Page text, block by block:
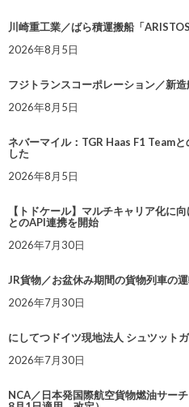
川崎重工業／ばら積運搬船「
2026年8月5日
フジトランスコーポレーション／新
2026年8月5日
ネバーマイル：TGR Haas F1 Team
した
2026年8月5日
【トドケール】マルチキャリア化に
とのAPI連携を開始
2026年7月30日
JR貨物／お盆休み期間の貨物列車の
2026年7月30日
にしてつドイツ現地法人 シュツット
2026年7月30日
NCA／日本発国際航空貨物燃油サー